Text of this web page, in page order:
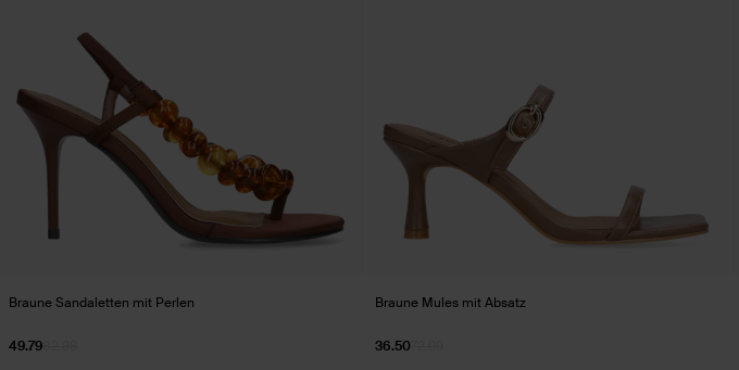
Braune Sandaletten mit Perlen
49.79
Braune Mules mit Absatz
72.99
36.50